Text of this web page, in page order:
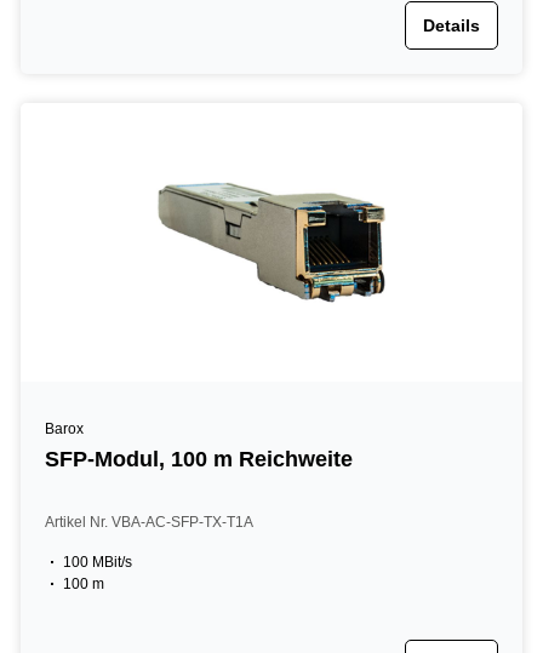
Details
Barox
SFP-Modul, 100 m Reichweite
Artikel Nr. VBA-AC-SFP-TX-T1A
100 MBit/s
100 m